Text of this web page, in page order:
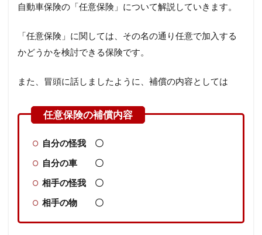
自動車保険の「任意保険」について解説していきます。
「任意保険」に関しては、その名の通り任意で加入する
かどうかを検討できる保険です。
また、冒頭に話しましたように、補償の内容としては
自分の怪我 〇
自分の車 〇
相手の怪我 〇
相手の物 〇